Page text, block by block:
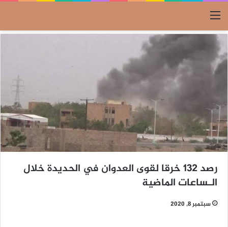
القائمة
رصد 132 خرقا لقوى العدوان في الحديدة خلال
الـساعات الماضية
سبتمبر 8, 2020